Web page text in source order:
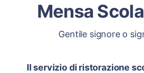
Mensa
Gentile signore o
Il servizio di ristorazione